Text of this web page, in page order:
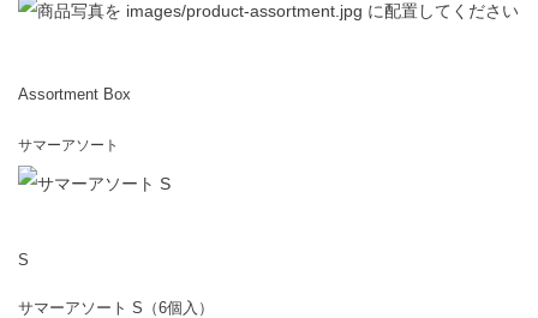
Assortment Box
サマーアソート
S
サマーアソート S（6個入）